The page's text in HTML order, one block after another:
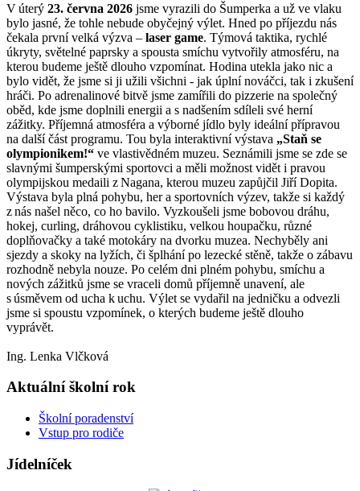
V úterý 23. června 2026 jsme vyrazili do Šumperka a už ve vlaku
bylo jasné, že tohle nebude obyčejný výlet. Hned po příjezdu nás
čekala první velká výzva – laser game. Týmová taktika, rychlé
úkryty, světelné paprsky a spousta smíchu vytvořily atmosféru, na
kterou budeme ještě dlouho vzpomínat. Hodina utekla jako nic a
bylo vidět, že jsme si ji užili všichni - jak úplní nováčci, tak i zkušení
hráči. Po adrenalinové bitvě jsme zamířili do pizzerie na společný
oběd, kde jsme doplnili energii a s nadšením sdíleli své herní
zážitky. Příjemná atmosféra a výborné jídlo byly ideální přípravou
na další část programu. Tou byla interaktivní výstava „Staň se
olympionikem!“ ve vlastivědném muzeu. Seznámili jsme se zde se
slavnými šumperskými sportovci a měli možnost vidět i pravou
olympijskou medaili z Nagana, kterou muzeu zapůjčil Jiří Dopita.
Výstava byla plná pohybu, her a sportovních výzev, takže si každý
z nás našel něco, co ho bavilo. Vyzkoušeli jsme bobovou dráhu,
hokej, curling, dráhovou cyklistiku, velkou houpačku, různé
doplňovačky a také motokáry na dvorku muzea. Nechyběly ani
sjezdy a skoky na lyžích, či šplhání po lezecké stěně, takže o zábavu
rozhodně nebyla nouze. Po celém dni plném pohybu, smíchu a
nových zážitků jsme se vraceli domů příjemně unavení, ale
s úsměvem od ucha k uchu. Výlet se vydařil na jedničku a odvezli
jsme si spoustu vzpomínek, o kterých budeme ještě dlouho
vyprávět.
Ing. Lenka Vlčková
Aktuální školní rok
Školní poradenství
Vstup pro rodiče
Jídelníček